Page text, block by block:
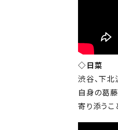
◇日菜
渋谷、下北
自身の葛
寄り添うこ